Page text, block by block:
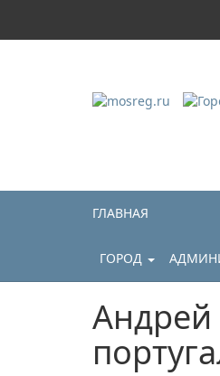
ГЛАВНАЯ
ГОРОД
Андрей